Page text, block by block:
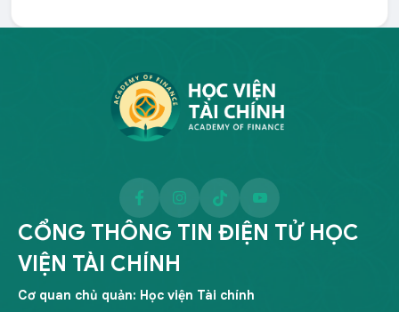
CỔNG THÔNG TIN ĐIỆN TỬ HỌC
VIỆN TÀI CHÍNH
Cơ quan chủ quản: Học viện Tài chính